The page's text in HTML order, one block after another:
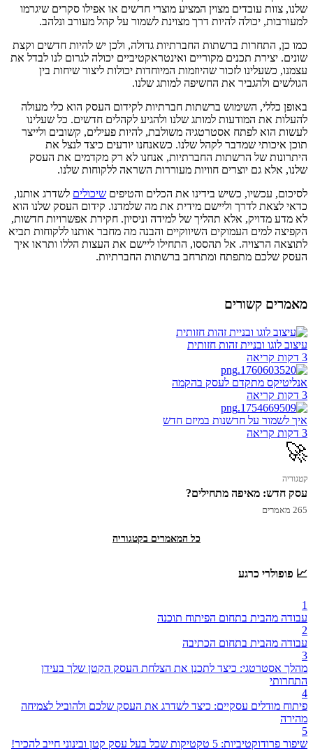
שלנו, צוות עובדים מצוין המציע מוצרי חדשים או אפילו סקרים שיגרמו
למעורבות, יכולה להיות דרך מצוינת לשמור על קהל מעורב ונלהב.
כמו כן, התחרות ברשתות החברתיות גדולה, ולכן יש להיות חדשים וקצת
שונים. יצירת תכנים מקוריים ואינטראקטיביים יכולה לגרום לנו לבדל את
עצמנו, כשעלינו לזכור שהיוזמות המיוחדות יכולות ליצור שיחות בין
הגולשים ולהגביר את החשיפה למותג שלנו.
באופן כללי, השימוש ברשתות חברתיות לקידום העסק הוא כלי מעולה
להעלות את המודעות למותג שלנו ולהגיע לקהלים חדשים. כל שעלינו
לעשות הוא לפתח אסטרטגיה משולבת, להיות פעילים, קשובים ולייצר
תוכן איכותי שמדבר לקהל שלנו. כשאנחנו יודעים כיצד לנצל את
היתרונות של הרשתות החברתיות, אנחנו לא רק מקדמים את העסק
שלנו, אלא גם יוצרים חוויות מעוררות השראה ללקוחות שלנו.
לסיכום, עכשיו, כשיש בידינו את הכלים והטיפים שיכולים לשדרג אותנו,
כדאי לצאת לדרך וליישם מידית את מה שלמדנו. קידום העסק שלנו הוא
לא מדע מדויק, אלא תהליך של למידה וניסיון. חקירת אפשרויות חדשות,
הקפיצה למים העמוקים השיווקיים והבנה מה מחבר אותנו ללקוחות תביא
לתוצאה הרצויה. אל תהססו, התחילו ליישם את העצות הללו ותראו איך
העסק שלכם מתפתח ומתרחב ברשתות החברתיות.
מאמרים קשורים
עיצוב לוגו ובניית זהות חזותית
3 דקות קריאה
אנליטיקס מתקדם לעסק בהקמה
3 דקות קריאה
איך לשמור על חדשנות במיזם חדש
3 דקות קריאה
🚀
קטגוריה
עסק חדש: מאיפה מתחילים?
265 מאמרים
כל המאמרים בקטגוריה
📈 פופולרי כרגע
1
עבודה מהבית בתחום הפיתוח תוכנה
2
עבודה מהבית בתחום הכתיבה
3
מהלך אסטרטגי: כיצד לתכנן את הצלחת העסק הקטן שלך בעידן
התחרותי
4
פיתוח מודלים עסקיים: כיצד לשדרג את העסק שלכם ולהוביל לצמיחה
מהירה
5
שיפור פרודוקטיביות: 5 טקטיקות שכל בעל עסק קטן ובינוני חייב להכיר!